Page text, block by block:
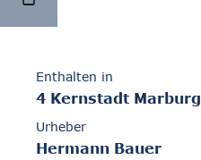
Enthalten in
4 Kernstadt Marburg
Urheber
Hermann Bauer